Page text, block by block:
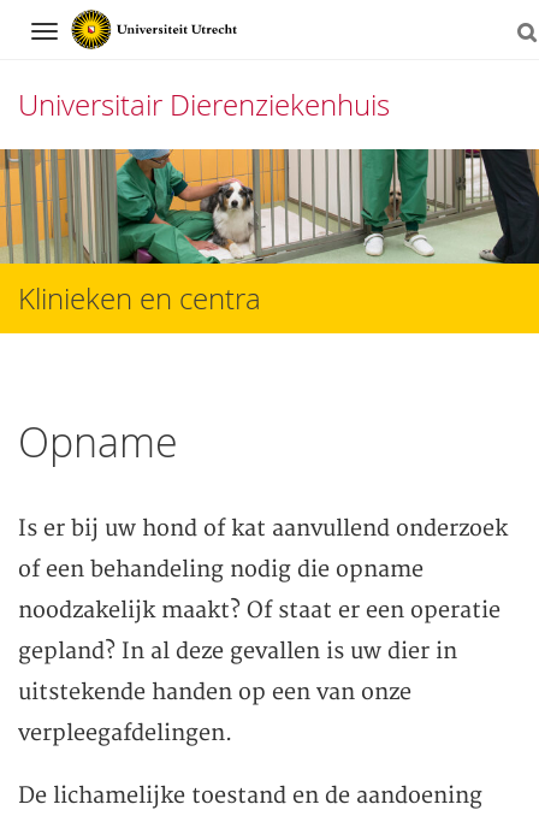
Navigation
Universitair Dierenziekenhuis
Direct
naar
het
inhoud
Klinieken en centra
Opname
Is er bij uw hond of kat aanvullend onderzoek
of een behandeling nodig die opname
noodzakelijk maakt? Of staat er een operatie
gepland? In al deze gevallen is uw dier in
uitstekende handen op een van onze
verpleegafdelingen.
De lichamelijke toestand en de aandoening